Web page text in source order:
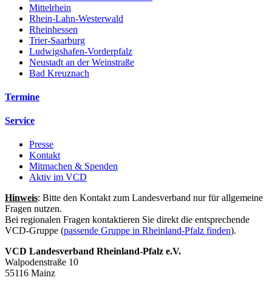
Mittelrhein
Rhein-Lahn-Westerwald
Rheinhessen
Trier-Saarburg
Ludwigshafen-Vorderpfalz
Neustadt an der Weinstraße
Bad Kreuznach
Termine
Service
Presse
Kontakt
Mitmachen & Spenden
Aktiv im VCD
Hinweis: Bitte den Kontakt zum Landesverband nur für allgemeine
Fragen nutzen.
Bei regionalen Fragen kontaktieren Sie direkt die entsprechende
VCD-Gruppe (passende Gruppe in Rheinland-Pfalz finden).
VCD Landesverband Rheinland-Pfalz e.V.
Walpodenstraße 10
55116 Mainz